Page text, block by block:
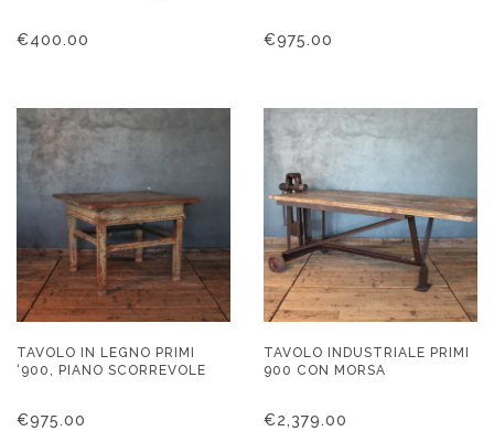
€400.00 €975.00
TAVOLO IN LEGNO PRIMI
‘900, PIANO SCORREVOLE
€975.00
TAVOLO INDUSTRIALE PRIMI
900 CON MORSA
€2,379.00